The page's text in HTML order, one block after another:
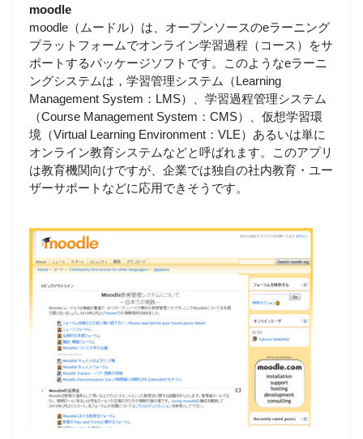
moodle
moodle（ムードル）は、オープンソースのeラーニング
プラットフォームでオンライン学習過程（コース）をサ
ポートするパッケージソフトです。このようなeラーニ
ングシステムは，学習管理システム（Learning
Management System：LMS）、学習過程管理システム
（Course Management System：CMS）、仮想学習環
境（Virtual Learning Environment：VLE）あるいは単に
オンライン教育システムなどと呼ばれます。このアプリ
は教育機関向けですが、企業では独自の社内教育・ユー
ザーサポートなどに応用できそうです。